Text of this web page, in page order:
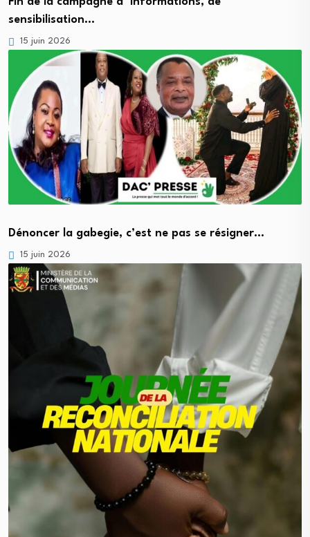
sensibilisation…
15 juin 2026
Dénoncer la gabegie, c’est ne pas se résigner…
15 juin 2026